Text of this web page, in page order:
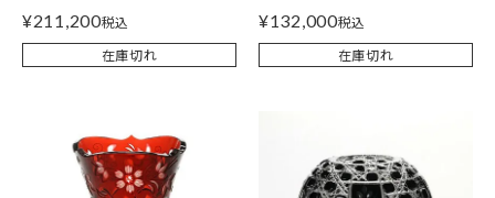
¥211,200税込
在庫切れ
¥132,000税込
在庫切れ